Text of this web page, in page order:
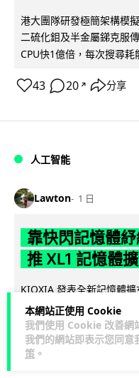
本網站正使用 Cookie
我們使用 Cookie 改善網
我們的網站即表示您同意
策 。
港大團隊研發極簡架構模
二硫化鉬及半金屬銻克服
CPU快1億倍，每次搜尋耗
43 20 ↗ 分享
人工智能
Lawton 1 日
靠快閃記憶體
推 XL1 記憶體
KIOXIA 發表全新記憶體
憶體 XL-FLASH 與 CXL
方... 閱讀全文
85